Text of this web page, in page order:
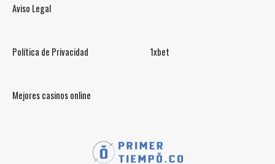
Aviso Legal
Política de Privacidad 1xbet
Mejores casinos online